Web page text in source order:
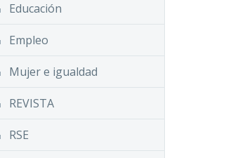
Educación
Empleo
Mujer e igualdad
REVISTA
RSE